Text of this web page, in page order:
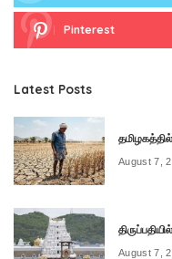
Pinterest
Latest Posts
August 7,
August 7,